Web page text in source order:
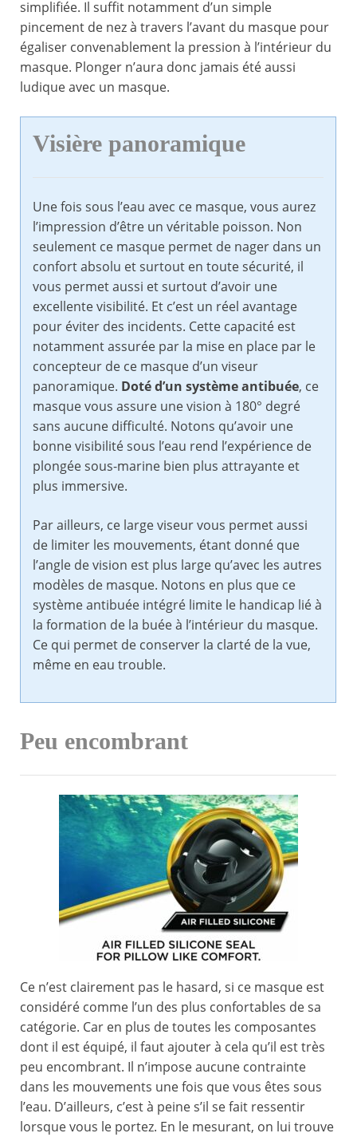
simplifiée. Il suffit notamment d’un simple
pincement de nez à travers l’avant du masque pour
égaliser convenablement la pression à l’intérieur du
masque. Plonger n’aura donc jamais été aussi
ludique avec un masque.
Visière panoramique
Une fois sous l’eau avec ce masque, vous aurez
l’impression d’être un véritable poisson. Non
seulement ce masque permet de nager dans un
confort absolu et surtout en toute sécurité, il
vous permet aussi et surtout d’avoir une
excellente visibilité. Et c’est un réel avantage
pour éviter des incidents. Cette capacité est
notamment assurée par la mise en place par le
concepteur de ce masque d’un viseur
panoramique. Doté d’un système antibuée, ce
masque vous assure une vision à 180° degré
sans aucune difficulté. Notons qu’avoir une
bonne visibilité sous l’eau rend l’expérience de
plongée sous-marine bien plus attrayante et
plus immersive.
Par ailleurs, ce large viseur vous permet aussi
de limiter les mouvements, étant donné que
l’angle de vision est plus large qu’avec les autres
modèles de masque. Notons en plus que ce
système antibuée intégré limite le handicap lié à
la formation de la buée à l’intérieur du masque.
Ce qui permet de conserver la clarté de la vue,
même en eau trouble.
Peu encombrant
Ce n’est clairement pas le hasard, si ce masque est
considéré comme l’un des plus confortables de sa
catégorie. Car en plus de toutes les composantes
dont il est équipé, il faut ajouter à cela qu’il est très
peu encombrant. Il n’impose aucune contrainte
dans les mouvements une fois que vous êtes sous
l’eau. D’ailleurs, c’est à peine s’il se fait ressentir
lorsque vous le portez. En le mesurant, on lui trouve